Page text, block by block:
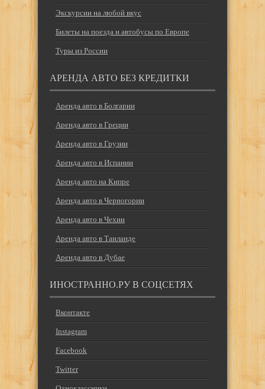
Экскурсии на любой вкус
Билеты на поезда и автобусы по Европе
Туры из России
АРЕНДА АВТО БЕЗ КРЕДИТКИ
Аренда авто в Болгарии
Аренда авто в Греции
Аренда авто в Грузии
Аренда авто в Испании
Аренда авто на Кипре
Аренда авто в Черногории
Аренда авто в Чехии
Аренда авто в Таиланде
Аренда авто в Дубае
ИНОСТРАННО.РУ В СОЦСЕТЯХ
Вконтакте
Instagram
Facebook
Twitter